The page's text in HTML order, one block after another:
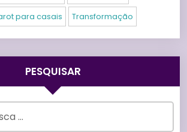
para casais Transformação
PESQUISAR